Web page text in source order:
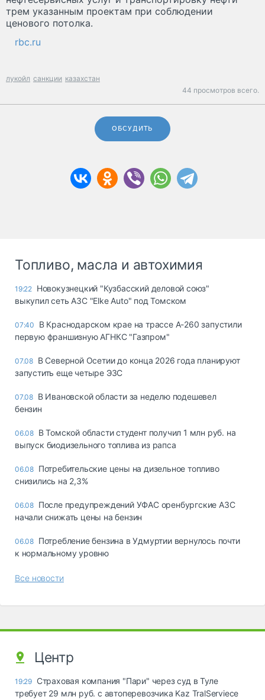
трем указанным проектам при соблюдении
ценового потолка.
rbc.ru
лукойл санкции казахстан
44 просмотров всего.
ОБСУДИТЬ
Топливо, масла и автохимия
19:22 Новокузнецкий "Кузбасский деловой союз"
выкупил сеть АЗС "Elke Auto" под Томском
07:40
В Краснодарском крае на трассе А-260 запустили
первую франшизную АГНКС "Газпром"
07.08 В Северной Осетии до конца 2026 года планируют
запустить еще четыре ЭЗС
07.08 В Ивановской области за неделю подешевел
бензин
06.08 В Томской области студент получил 1 млн руб. на
выпуск биодизельного топлива из рапса
06.08 Потребительские цены на дизельное топливо
снизились на 2,3%
06.08 После предупреждений УФАС оренбургские АЗС
начали снижать цены на бензин
06.08 Потребление бензина в Удмуртии вернулось почти
к нормальному уровню
Все новости
Центр
19:29 Страховая компания "Пари" через суд в Туле
требует 29 млн руб. с автоперевозчика Kaz TralServiece